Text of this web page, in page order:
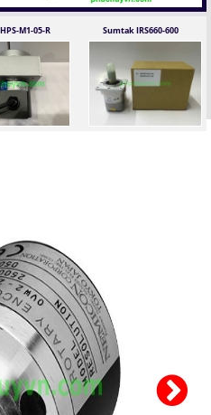
M1-05-R Sumtak IRS660-600